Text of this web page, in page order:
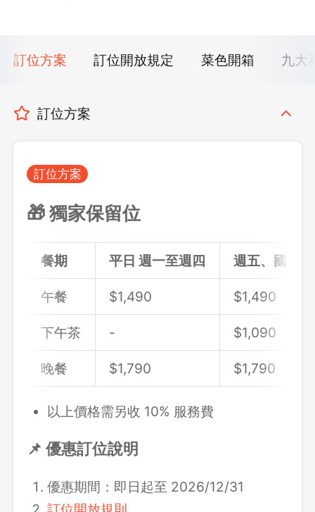
訂位方案 訂位開放規定 菜色開箱 九大
訂位方案
訂位方案
🎁 獨家保留位
餐期 平日 週一至週四 週五、國定
午餐 $1,490 $1,490
下午茶 - $1,090
晚餐 $1,790 $1,790
以上價格需另收 10% 服務費
📌 優惠訂位說明
優惠期間：即日起至 2026/12/31